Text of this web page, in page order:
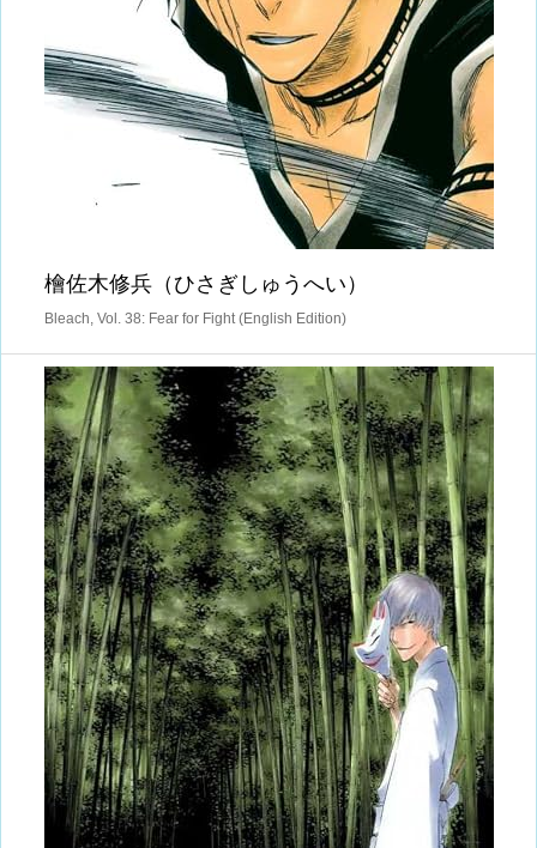
檜佐木修兵（ひさぎしゅうへい）
Bleach, Vol. 38: Fear for Fight (English Edition)